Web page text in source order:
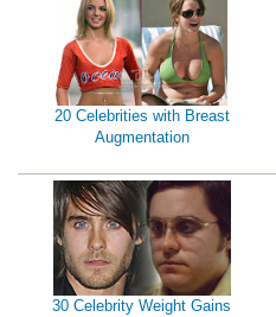
20 Celebrities with Breast
Augmentation
30 Celebrity Weight Gains